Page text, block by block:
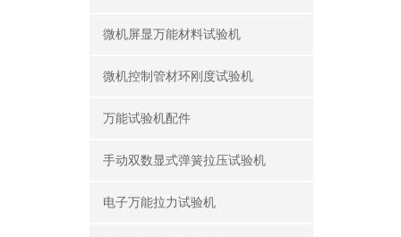
微机屏显万能材料试验机
微机控制管材环刚度试验机
万能试验机配件
手动双数显式弹簧拉压试验机
电子万能拉力试验机